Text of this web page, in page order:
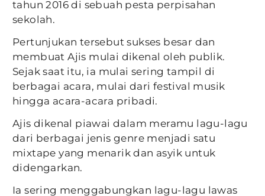
tahun 2016 di sebuah pesta perpisahan
sekolah.
Pertunjukan tersebut sukses besar dan
membuat Ajis mulai dikenal oleh publik.
Sejak saat itu, ia mulai sering tampil di
berbagai acara, mulai dari festival musik
hingga acara-acara pribadi.
Ajis dikenal piawai dalam meramu lagu-lagu
dari berbagai jenis genre menjadi satu
mixtape yang menarik dan asyik untuk
didengarkan.
Ia sering menggabungkan lagu-lagu lawas